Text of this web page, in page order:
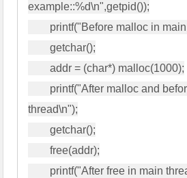
example::%d\n",getpid());
        getchar();
        addr = (char*) malloc(1000);
thread\n");
        getchar();
        free(addr);